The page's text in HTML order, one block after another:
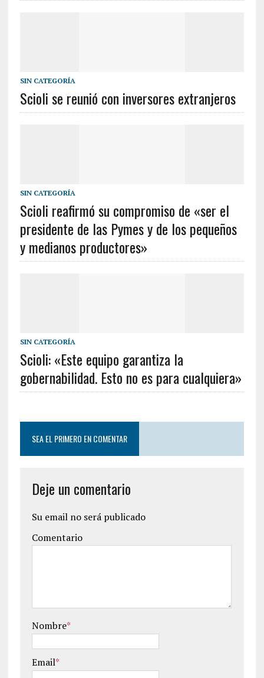
SIN CATEGORÍA
Scioli se reunió con inversores extranjeros
SIN CATEGORÍA
Scioli reafirmó su compromiso de «ser el
presidente de las Pymes y de los pequeños
y medianos productores»
SIN CATEGORÍA
Scioli: «Este equipo garantiza la
gobernabilidad. Esto no es para cualquiera»
SEA EL PRIMERO EN COMENTAR
Deje un comentario
Su email no será publicado
Comentario
Nombre*
Email*